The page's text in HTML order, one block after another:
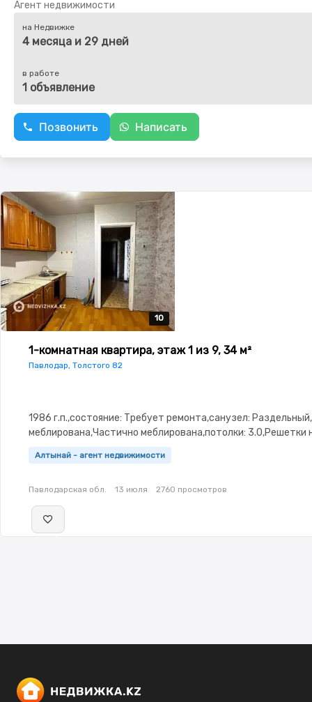
Агент недвижимости
на Недвижке
4 месяца и 29 дней
в работе
1 объявление
Позвонить Написать
10
10
10
10
10
1-комнатная квартира, этаж 1 из 9, 34 м²
Павлодар, Толстого 82
1986 г.п.,состояние: Требует ремонта,санузел:
меблирована,Частично меблирована,потолки: 3.0,Решетки
окнах,Домофон,Видеонаблюдение
Алтынай - агент недвижимости
Павлодарская обл. 13 июля 2760 просмотров